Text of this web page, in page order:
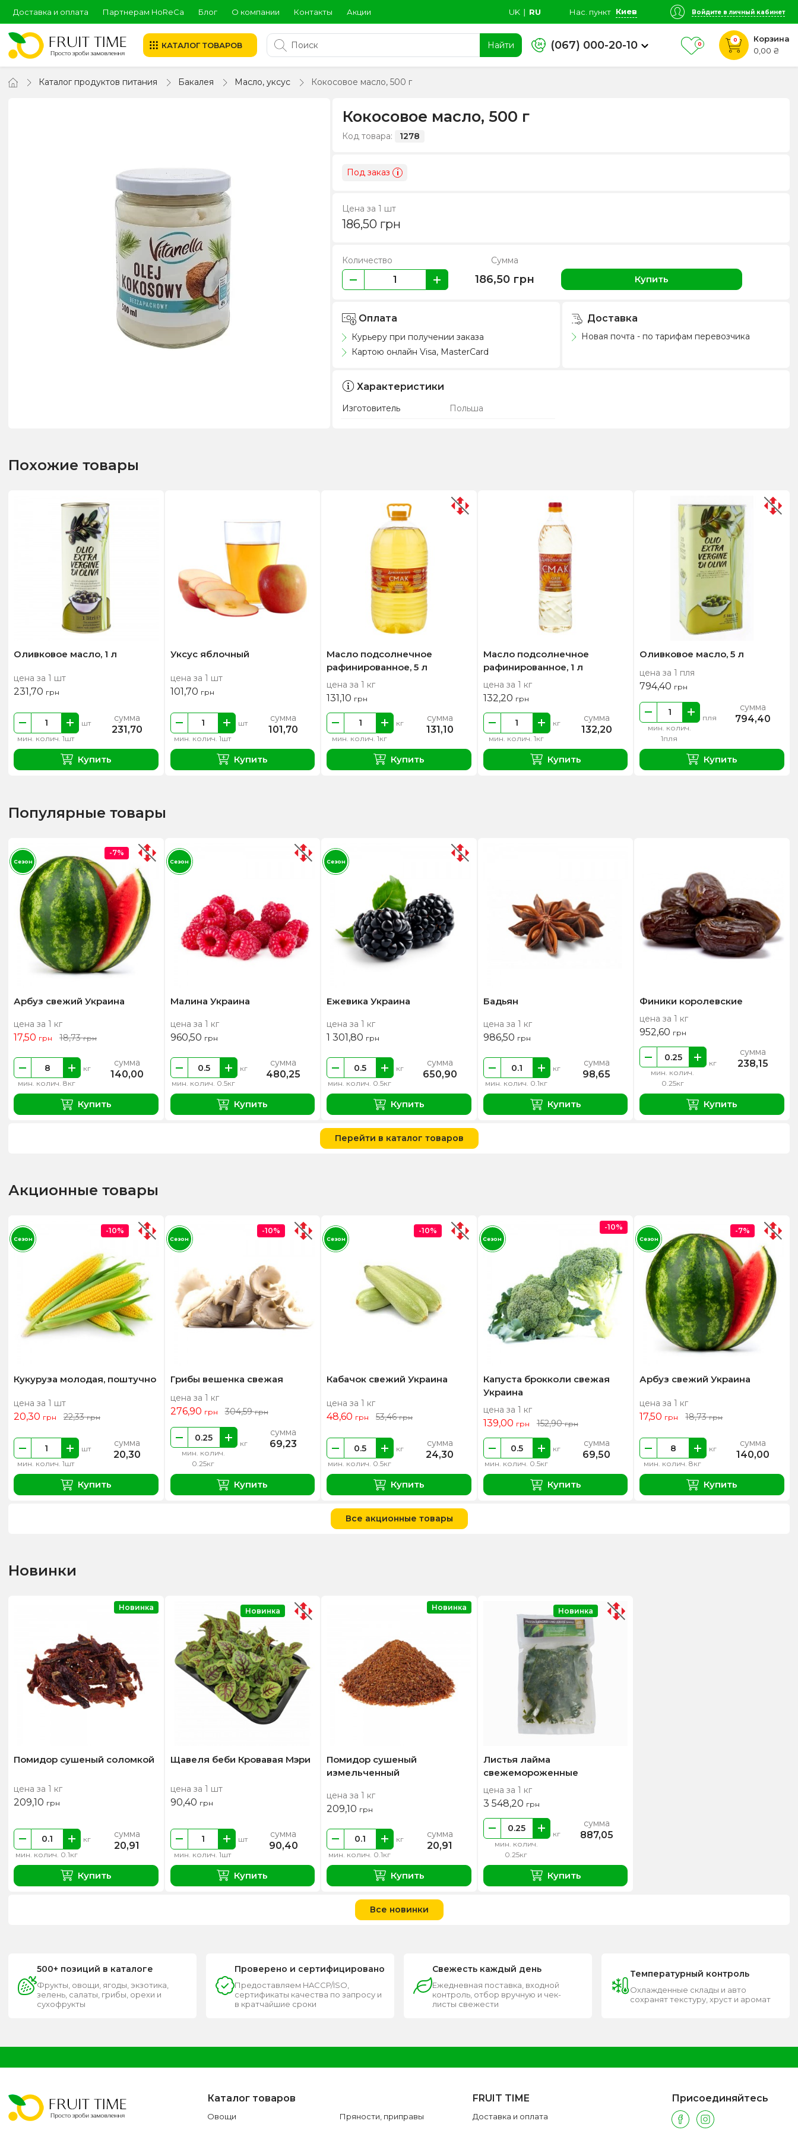
Доставка и оплата Партнерам HoReCa Блог О компании Контакты Акции UK ∣ RU Нас. пункт Киев Войдите в личный кабинет
КАТАЛОГ ТОВАРОВ Найти (067) 000-20-10 0
0
Корзина
0,00 ₴
Каталог продуктов питания Бакалея Масло, уксус Кокосовое масло, 500 г
Кокосовое масло, 500 г
Код товара: 1278
Под заказ i
Цена за 1 шт
186,50 грн
Количество Сумма
186,50 грн Купить
Оплата
Курьеру при получении заказа
Картою онлайн Visa, MasterCard
Доставка
Новая почта - по тарифам перевозчика
Характеристики
Изготовитель Польша
Похожие товары
Оливковое масло, 1 л
цена за 1 шт
231,70 грн
мин. колич. 1шт
шт сумма
231,70
Купить
Уксус яблочный
цена за 1 шт
101,70 грн
мин. колич. 1шт
шт сумма
101,70
Купить
Масло подсолнечное
рафинированное, 5 л
цена за 1 кг
131,10 грн
мин. колич. 1кг
кг сумма
131,10
Купить
Масло подсолнечное
рафинированное, 1 л
цена за 1 кг
132,20 грн
мин. колич. 1кг
кг сумма
132,20
Купить
Оливковое масло, 5 л
цена за 1 пля
794,40 грн
мин. колич.
1пля
пля
сумма
794,40
Купить
Популярные товары
Арбуз свежий Украина
цена за 1 кг
17,50 грн 18,73грн
мин. колич. 8кг
кг сумма
140,00
Купить
-7%
Сезон
Малина Украина
цена за 1 кг
960,50 грн
мин. колич. 0.5кг
кг сумма
480,25
Купить
Сезон
Ежевика Украина
цена за 1 кг
1 301,80 грн
мин. колич. 0.5кг
кг сумма
650,90
Купить
Сезон
Бадьян
цена за 1 кг
986,50 грн
мин. колич. 0.1кг
кг сумма
98,65
Купить
Финики королевские
цена за 1 кг
952,60 грн
мин. колич.
0.25кг
кг
сумма
238,15
Купить
Перейти в каталог товаров
Акционные товары
Кукуруза молодая, поштучно
цена за 1 шт
20,30 грн 22,33грн
мин. колич. 1шт
шт сумма
20,30
Купить
-10%
Сезон
Грибы вешенка свежая
цена за 1 кг
276,90 грн 304,59грн
мин. колич.
0.25кг
кг
сумма
69,23
Купить
-10%
Сезон
Кабачок свежий Украина
цена за 1 кг
48,60 грн 53,46грн
мин. колич. 0.5кг
кг сумма
24,30
Купить
-10%
Сезон
Капуста брокколи свежая
Украина
цена за 1 кг
139,00 грн 152,90грн
мин. колич. 0.5кг
кг сумма
69,50
Купить
-10%
Сезон
Арбуз свежий Украина
цена за 1 кг
17,50 грн 18,73грн
мин. колич. 8кг
кг сумма
140,00
Купить
-7%
Сезон
Все акционные товары
Новинки
Помидор сушеный соломкой
цена за 1 кг
209,10 грн
мин. колич. 0.1кг
кг сумма
20,91
Купить
Новинка
Щавеля беби Кровавая Мэри
цена за 1 шт
90,40 грн
мин. колич. 1шт
шт сумма
90,40
Купить
Новинка
Помидор сушеный
измельченный
цена за 1 кг
209,10 грн
мин. колич. 0.1кг
кг сумма
20,91
Купить
Новинка
Листья лайма
свежемороженные
цена за 1 кг
3 548,20 грн
мин. колич.
0.25кг
кг
сумма
887,05
Купить
Новинка
Все новинки
500+ позиций в каталоге
Фрукты, овощи, ягоды, экзотика,
зелень, салаты, грибы, орехи и
сухофрукты
Проверено и сертифицировано
Предоставляем HACCP/ISO,
сертификаты качества по запросу и
в кратчайшие сроки
Свежесть каждый день
Ежедневная поставка, входной
контроль, отбор вручную и чек-
листы свежести
Температурный контроль
Охлажденные склады и авто
сохранят текстуру, хруст и аромат
Каталог товаров
Овощи
Пряности, приправы
FRUIT TIME
Доставка и оплата
Присоединяйтесь